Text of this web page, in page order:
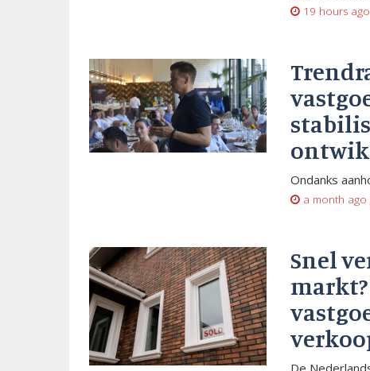
19 hours ago
Ondanks
a month ago
Snel
markt?
De